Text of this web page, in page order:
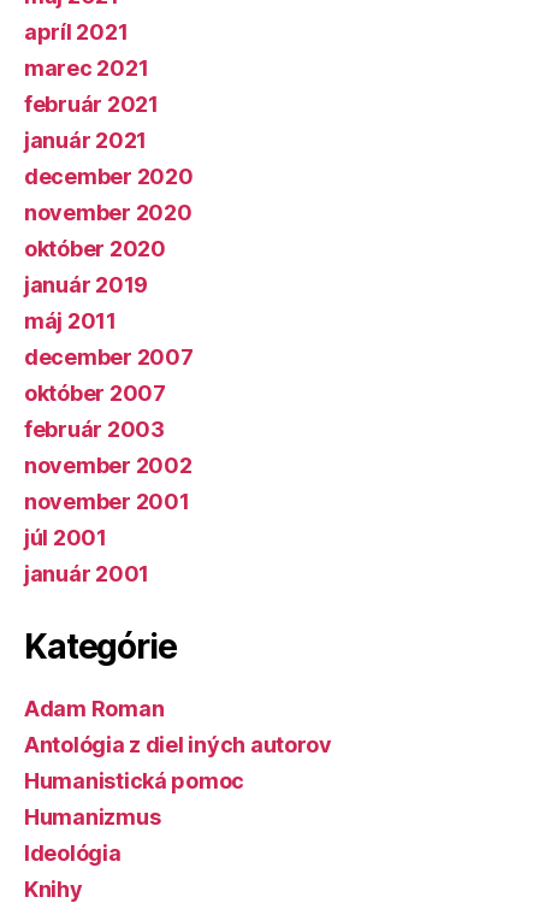
apríl 2021
marec 2021
február 2021
január 2021
december 2020
november 2020
október 2020
január 2019
máj 2011
december 2007
október 2007
február 2003
november 2002
november 2001
júl 2001
január 2001
Kategórie
Adam Roman
Antológia z diel iných autorov
Humanistická pomoc
Humanizmus
Ideológia
Knihy